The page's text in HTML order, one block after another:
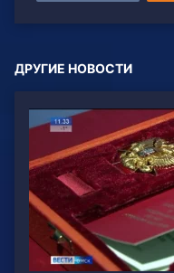
ДРУГИЕ НОВОСТИ